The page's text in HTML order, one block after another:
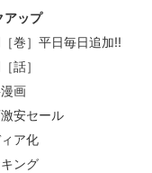
アップ
巻］平日毎日追加!!
話］
画
安セール
ィア化
ング